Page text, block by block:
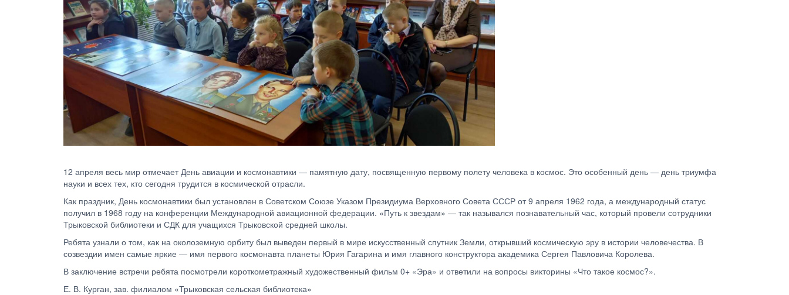
12 апреля весь мир отмечает День авиации и космонавтики — памятную дату, посвященную первому полету человека в космос. Это особенный день — день триумфа
науки и всех тех, кто сегодня трудится в космической отрасли.
Как праздник, День космонавтики был установлен в Советском Союзе Указом Президиума Верховного Совета СССР от 9 апреля 1962 года, а международный статус
получил в 1968 году на конференции Международной авиационной федерации. «Путь к звездам» — так назывался познавательный час, который провели сотрудники
Трыковской библиотеки и СДК для учащихся Трыковской средней школы.
Ребята узнали о том, как на околоземную орбиту был выведен первый в мире искусственный спутник Земли, открывший космическую эру в истории человечества. В
созвездии имен самые яркие — имя первого космонавта планеты Юрия Гагарина и имя главного конструктора академика Сергея Павловича Королева.
В заключение встречи ребята посмотрели короткометражный художественный фильм 0+ «Эра» и ответили на вопросы викторины «Что такое космос?».
Е. В. Курган, зав. филиалом «Трыковская сельская библиотека»